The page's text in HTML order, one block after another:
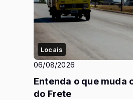
Locais
06/08/2026
Entenda o que muda
do Frete